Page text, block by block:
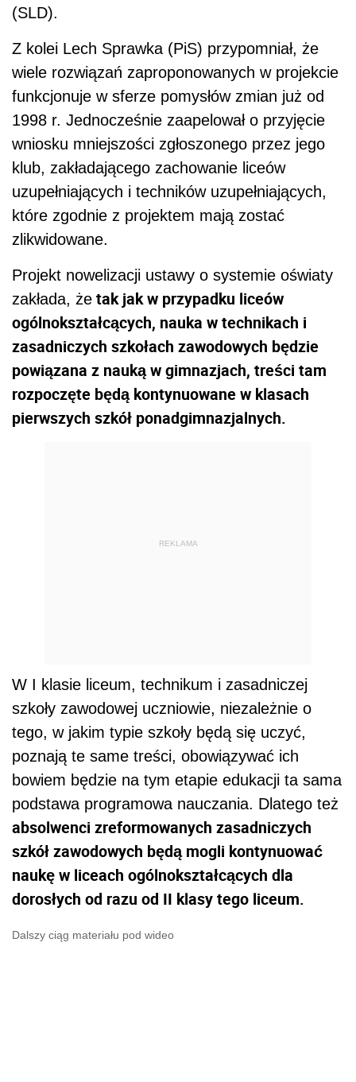
(SLD).
Z kolei Lech Sprawka (PiS) przypomniał, że
wiele rozwiązań zaproponowanych w projekcie
funkcjonuje w sferze pomysłów zmian już od
1998 r. Jednocześnie zaapelował o przyjęcie
wniosku mniejszości zgłoszonego przez jego
klub, zakładającego zachowanie liceów
uzupełniających i techników uzupełniających,
które zgodnie z projektem mają zostać
zlikwidowane.
Projekt nowelizacji ustawy o systemie oświaty
zakłada, że tak jak w przypadku liceów
ogólnokształcących, nauka w technikach i
zasadniczych szkołach zawodowych będzie
powiązana z nauką w gimnazjach, treści tam
rozpoczęte będą kontynuowane w klasach
pierwszych szkół ponadgimnazjalnych.
REKLAMA
W I klasie liceum, technikum i zasadniczej
szkoły zawodowej uczniowie, niezależnie o
tego, w jakim typie szkoły będą się uczyć,
poznają te same treści, obowiązywać ich
bowiem będzie na tym etapie edukacji ta sama
podstawa programowa nauczania. Dlatego też
absolwenci zreformowanych zasadniczych
szkół zawodowych będą mogli kontynuować
naukę w liceach ogólnokształcących dla
dorosłych od razu od II klasy tego liceum.
Dalszy ciąg materiału pod wideo